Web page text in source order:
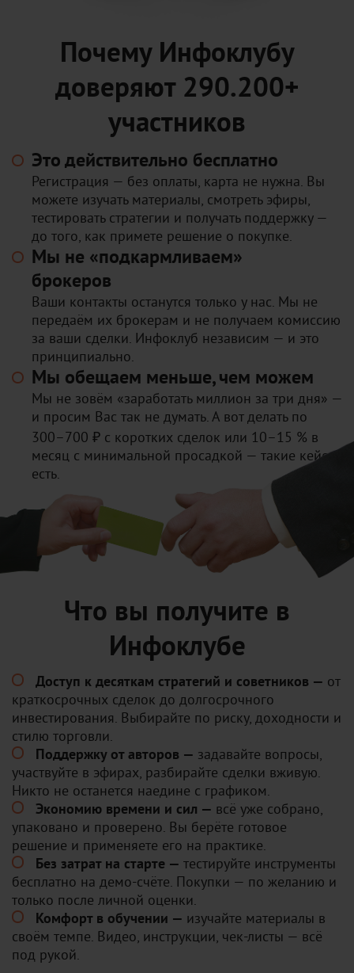
Почему Инфоклубу
доверяют 290.200+
участников
Это действительно бесплатно
Регистрация — без оплаты, карта не нужна. Вы
можете изучать материалы, смотреть эфиры,
тестировать стратегии и получать поддержку —
до того, как примете решение о покупке.
Мы не «подкармливаем»
брокеров
Ваши контакты останутся только у нас. Мы не
передаём их брокерам и не получаем комиссию
за ваши сделки. Инфоклуб независим — и это
принципиально.
Мы обещаем меньше, чем можем
Мы не зовём «заработать миллион за три дня» —
и просим Вас так не думать. А вот делать по
300–700 ₽ с коротких сделок или 10–15 % в
месяц с минимальной просадкой — такие кейсы
есть.
Что вы получите в
Инфоклубе
Доступ к десяткам стратегий и советников — от
краткосрочных сделок до долгосрочного
инвестирования. Выбирайте по риску, доходности и
стилю торговли.
Поддержку от авторов — задавайте вопросы,
участвуйте в эфирах, разбирайте сделки вживую.
Никто не останется наедине с графиком.
Экономию времени и сил — всё уже собрано,
упаковано и проверено. Вы берёте готовое
решение и применяете его на практике.
Без затрат на старте —тестируйте инструменты
бесплатно на демо-счёте. Покупки — по желанию и
только после личной оценки.
Комфорт в обучении — изучайте материалы в
своём темпе. Видео, инструкции, чек-листы — всё
под рукой.